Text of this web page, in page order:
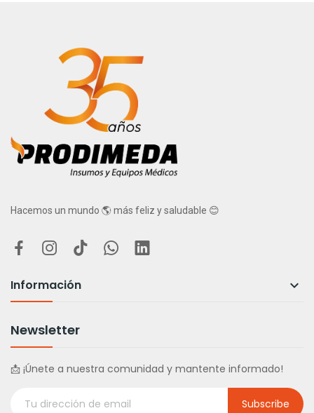
Hacemos un mundo 🌎 más feliz y saludable 😊
Información 
Newsletter
📩 ¡Únete a nuestra comunidad y mantente informado!
Subscribe